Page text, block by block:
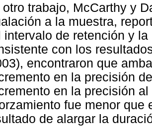
otro trabajo, McCarthy y
a la muestra,
intervalo de retención y
con los
encontraron que
en la precisión
en la precisión
fue menor que
de alargar la